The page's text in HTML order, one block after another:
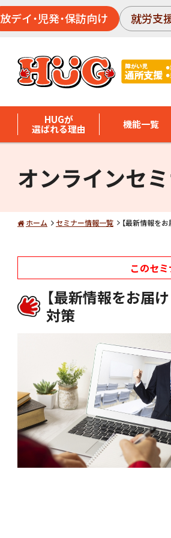
放デイ・児発・保訪向け 就労支
HUGが
選ばれる理由 機能一覧
オンラインセ
ホーム セミナー情報一覧 【最新情報を
このセ
【最新情報をお届
対策